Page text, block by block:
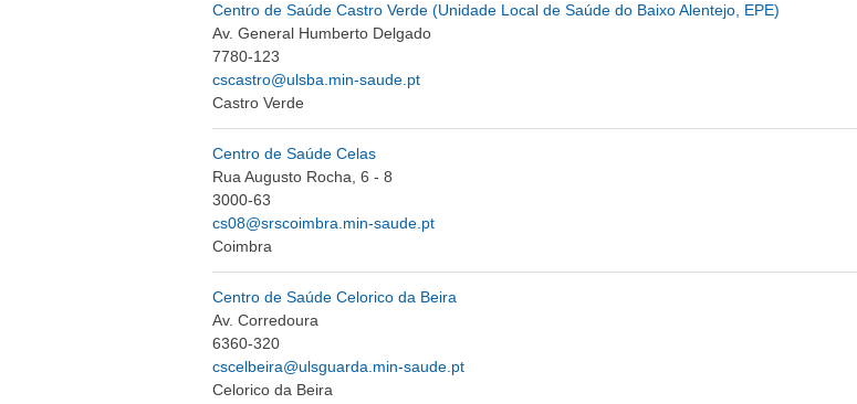
Centro de Saúde Castro Verde (Unidade Local de Saúde do Baixo Alentejo, EPE)
Av. General Humberto Delgado
7780-123
cscastro@ulsba.min-saude.pt
Castro Verde
Centro de Saúde Celas
Rua Augusto Rocha, 6 - 8
3000-63
cs08@srscoimbra.min-saude.pt
Coimbra
Centro de Saúde Celorico da Beira
Av. Corredoura
6360-320
cscelbeira@ulsguarda.min-saude.pt
Celorico da Beira